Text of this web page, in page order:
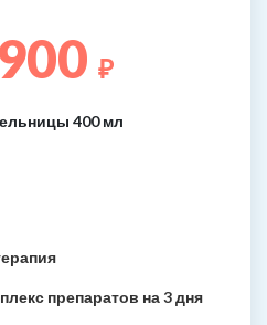
₽
400 мл
препаратов на 3 дня